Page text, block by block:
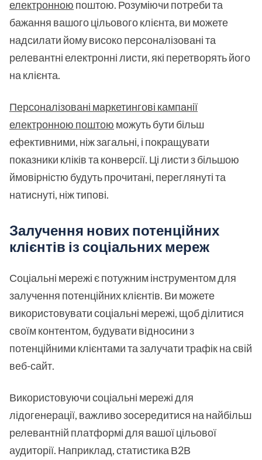
електронною поштою. Розуміючи потреби та
бажання вашого цільового клієнта, ви можете
надсилати йому високо персоналізовані та
релевантні електронні листи, які перетворять його
на клієнта.
Персоналізовані маркетингові кампанії
електронною поштою можуть бути більш
ефективними, ніж загальні, і покращувати
показники кліків та конверсії. Ці листи з більшою
ймовірністю будуть прочитані, переглянуті та
натиснуті, ніж типові.
Залучення нових потенційних
клієнтів із соціальних мереж
Соціальні мережі є потужним інструментом для
залучення потенційних клієнтів. Ви можете
використовувати соціальні мережі, щоб ділитися
своїм контентом, будувати відносини з
потенційними клієнтами та залучати трафік на свій
веб-сайт.
Використовуючи соціальні мережі для
лідогенерації, важливо зосередитися на найбільш
релевантній платформі для вашої цільової
аудиторії. Наприклад, статистика В2В